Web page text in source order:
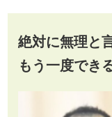
絶対に無理と
もう一度でき